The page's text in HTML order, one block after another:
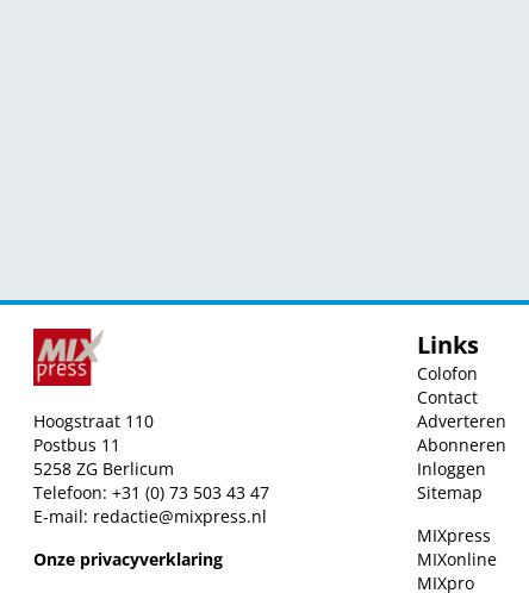
Hoogstraat 110
Postbus 11
5258 ZG Berlicum
Telefoon: +31 (0) 73 503 43 47
E-mail: redactie@mixpress.nl
Onze privacyverklaring
Links
Colofon
Contact
Adverteren
Abonneren
Inloggen
Sitemap
MIXpress
MIXonline
MIXpro